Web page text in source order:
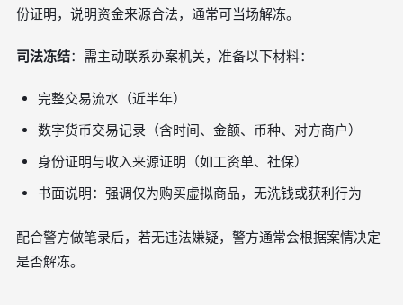
份证明，说明资金来源合法，通常可当场解冻。
司法冻结：需主动联系办案机关，准备以下材料：
完整交易流水（近半年）
数字货币交易记录（含时间、金额、币种、对方商户）
身份证明与收入来源证明（如工资单、社保）
书面说明：强调仅为购买虚拟商品，无洗钱或获利行为
配合警方做笔录后，若无违法嫌疑，警方通常会根据案情决定
是否解冻。